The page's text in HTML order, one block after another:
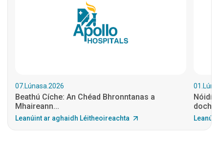
07.Lúnasa.2026
Beathú Cíche: An Chéad Bhronntanas a
Mhaireann...
Leanúint ar aghaidh Léitheoireachta